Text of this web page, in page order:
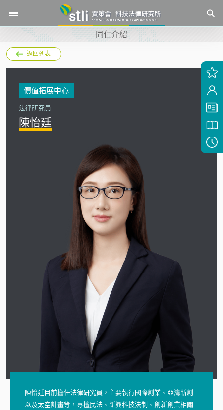
同仁介紹
返回列表
價值拓展中心
法律研究員
陳怡廷
陳怡廷目前擔任法律研究員，主要執行國際創業、亞灣新創
以及太空計畫等，專擅民法、新興科技法制、創新創業相關